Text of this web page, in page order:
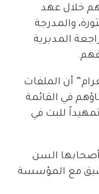
خلال عهد
والمدرجة
المديرية
أن الملفات
في القائمة
للبت في
أصحابها السن
مع المؤسسة